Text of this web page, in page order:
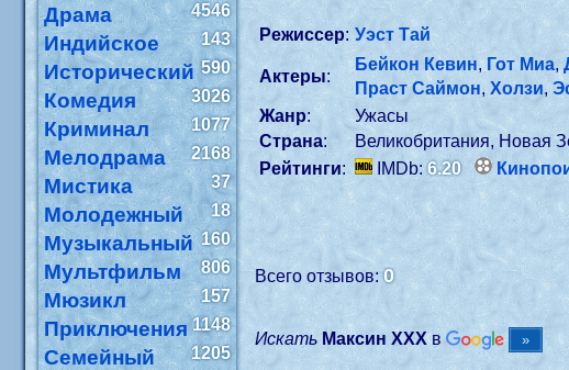
Драма 4546
Индийское 143
Исторический 590
Комедия 3026
Криминал 1077
Мелодрама 2168
Мистика 37
Молодежный 18
Музыкальный 160
Мультфильм 806
Мюзикл 157
Приключения 1148
Семейный 1205
Режиссер: Уэст Тай
Актеры:
Бейкон Кевин,Гот Миа,
Праст Саймон,Холзи,
Жанр:
Ужасы
Страна:
Великобритания, Новая
Рейтинги: IMDb:6.20
Всего отзывов:0
Искать Максин XXXв